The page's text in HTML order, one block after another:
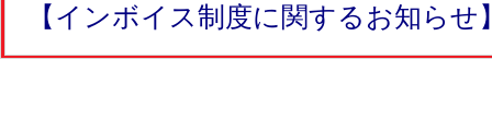
【インボイス制度に関するお知らせ